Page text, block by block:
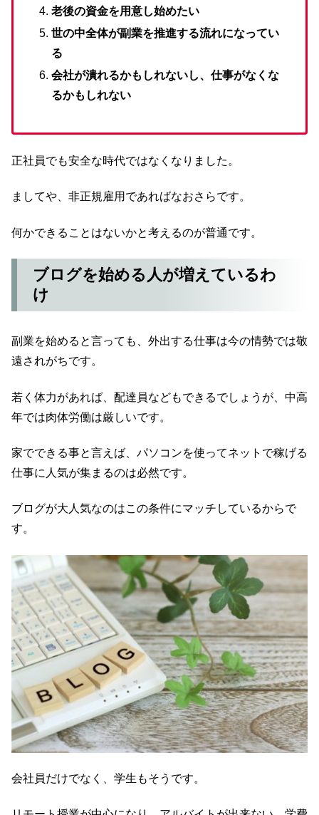
老後の資金を用意し始めたい
世の中全体が副業を推進する流れになってい
る
会社が潰れるかもしれないし、仕事がなくな
るかもしれない
正社員でも安全な時代ではなくなりました。
ましてや、非正規雇用であればなおさらです。
何かできることはないかと考えるのが普通です。
ブログを始める人が増えているわ
け
副業を始めると言っても、外出する仕事は今の情勢では敬
遠されがちです。
若く体力があれば、配達員などもできるでしょうが、中高
年では肉体労働は厳しいです。
家でできる事と言えば、パソコンを使ってネットで稼げる
仕事に人気が集まるのは必然です。
ブログが大人気なのはこの条件にマッチしているからで
す。
会社員だけでなく、学生もそうです。